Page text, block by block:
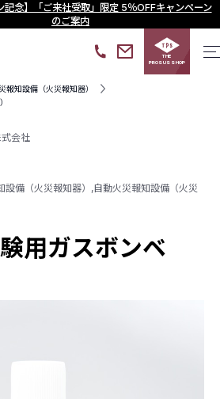
記念】「ご来社受取」限定 5％OFFキャンペーン
のご案内
THE
PROSUS SHOP
報知設備（火災報知器）
会社
設備（火災報知器） ,自動火災報知設備（火災
用ガスボンベ